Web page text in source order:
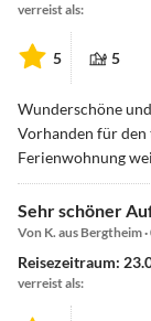
verreist als:
5 5
Wunderschöne
Vorhanden für den
Ferienwohnung
Sehr schöner
Von K. aus Bergtheim
Reisezeitraum:
verreist als: